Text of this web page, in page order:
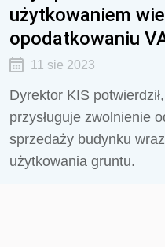
użytkowaniem
opodatkowaniu
11 sie 2023
Dyrektor KIS
przysługuje zwolnienie
sprzedaży budynku
użytkowania gruntu.